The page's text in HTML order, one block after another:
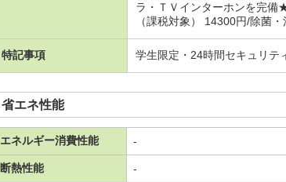
ラ・ＴＶインターホンを完
（課税対象） 14300円/除菌
特記事項 学生限定・24時間セキュリテ
省エネ性能
エネルギー消費性能 -
断熱性能 -